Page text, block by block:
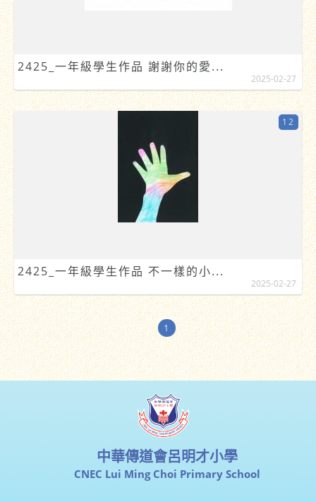
2425_一年級學生作品 謝謝你的愛...
2025-02-27
2425_一年級學生作品 不一樣的小...
12
2025-02-27
1
中華傳道會呂明才小學
CNEC Lui Ming Choi Primary School